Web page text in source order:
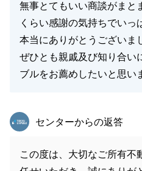
無事とてもいい商談がまと
くらい感謝の気持ちでいっ
本当にありがとうございま
ぜひとも親戚及び知り合い
ブルをお薦めしたいと思い
東急リバブル
センターからの返答
この度は、大切なご所有不